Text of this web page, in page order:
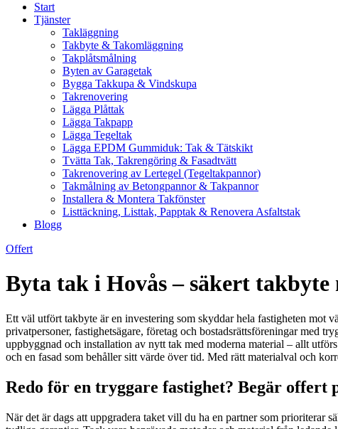
Start
Tjänster
Takläggning
Takbyte & Takomläggning
Takplåtsmålning
Byten av Garagetak
Bygga Takkupa & Vindskupa
Takrenovering
Lägga Plåttak
Lägga Takpapp
Lägga Tegeltak
Lägga EPDM Gummiduk: Tak & Tätskikt
Tvätta Tak, Takrengöring & Fasadtvätt
Takrenovering av Lertegel (Tegeltakpannor)
Takmålning av Betongpannor & Takpannor
Installera & Montera Takfönster
Listtäckning, Listtak, Papptak & Renovera Asfaltstak
Blogg
Offert
Byta tak i Hovås – säkert
Ett väl utfört takbyte är en investering som skyddar hela fastigheten mot
privatpersoner, fastighetsägare, företag och bostadsrättsföreningar
uppbyggnad och installation av nytt tak med moderna material – allt
och en fasad som behåller sitt värde över tid. Med rätt materialval och
Redo för en tryggare fastighet? Begär offert
När det är dags att uppgradera taket vill du ha en partner som prioriterar